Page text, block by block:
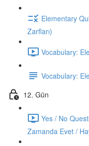
Elementary
Zarfları)
Vocabulary:
Vocabulary:
12. Gün
Yes / No
Zamanda Evet /